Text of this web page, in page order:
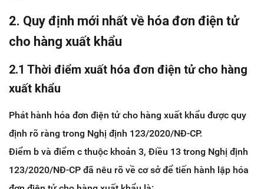
2. Quy định mới nhất về hóa đơn điện tử
cho hàng xuất khẩu
2.1 Thời điểm xuất hóa đơn điện tử cho hàng
xuất khẩu
Phát hành hóa đơn điện tử cho hàng xuất khẩu được quy
định rõ ràng trong Nghị định 123/2020/NĐ-CP.
Điểm b và điểm c thuộc khoản 3, Điều 13 trong Nghị định
123/2020/NĐ-CP đã nêu rõ về cơ sở để tiến hành lập hóa